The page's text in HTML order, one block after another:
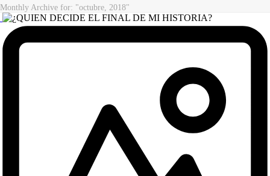
Monthly Archive for: "octubre, 2018"